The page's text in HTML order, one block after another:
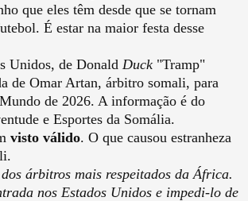
que eles têm desde que se tornam
É estar na maior festa desse
Unidos, de Donald Duck "Tramp"
de Omar Artan, árbitro somali, para
de 2026. A informação é do
e Esportes da Somália.
visto válido. O que causou estranheza
árbitros mais respeitados da África.
nos Estados Unidos e impedi-lo de